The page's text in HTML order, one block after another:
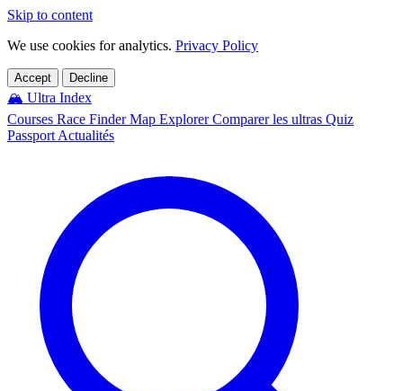
Skip to content
We use cookies for analytics. Privacy Policy
Accept Decline
🏔️ Ultra Index
Courses Race FinderMap ExplorerComparer les ultras Quiz
Passport Actualités